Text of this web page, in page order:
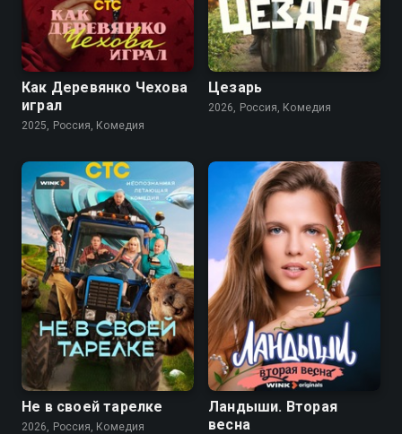
6.4
Как Деревянко Чехова
играл
2025, Россия, Комедия
7.0
Цезарь
2026, Россия, Комедия
6.5
Не в своей тарелке
2026, Россия, Комедия
8.2
Ландыши. Вторая
весна